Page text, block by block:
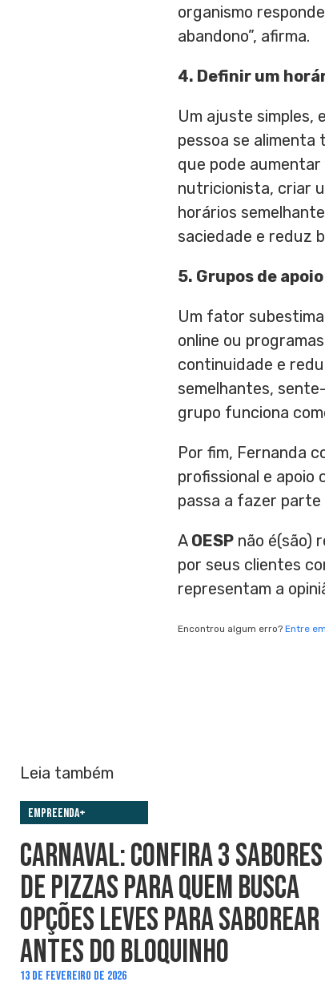
organismo
abandono”, afirma.
4. Definir um
Um ajuste simples,
pessoa se alimenta
que pode aumentar
nutricionista, criar
horários
saciedade e reduz
5. Grupos de
Um fator
online ou
continuidade e
semelhantes,
grupo funciona
Por fim, Fernanda
profissional e apoio
passa a fazer parte
A OESP não é(são)
por seus clientes
representam a
Encontrou algum erro? Entre
Leia também
Empreenda+
CARNAVAL: CONFIRA 3 SABORES
DE PIZZAS PARA QUEM BUSCA
OPÇÕES LEVES PARA SABOREAR
ANTES DO BLOQUINHO
13 DE FEVEREIRO DE 2026